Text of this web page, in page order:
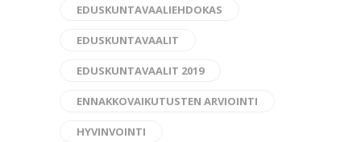
EDUSKUNTAVAALIEHDOKAS
EDUSKUNTAVAALIT
EDUSKUNTAVAALIT 2019
ENNAKKOVAIKUTUSTEN ARVIOINTI
HYVINVOINTI